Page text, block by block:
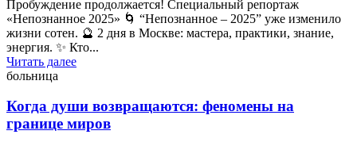
Пробуждение продолжается! Специальный репортаж
«Непознанное 2025» 🌀 “Непознанное – 2025” уже изменило
жизни сотен. 🔮 2 дня в Москве: мастера, практики, знание,
энергия. ✨ Кто...
Читать далее
больница
Когда души возвращаются: феномены на
границе миров